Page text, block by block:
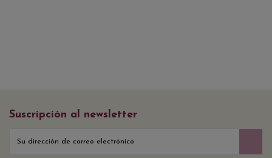
Suscripción al newsletter